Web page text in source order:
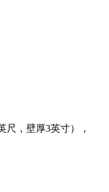
尺，壁厚3英寸），